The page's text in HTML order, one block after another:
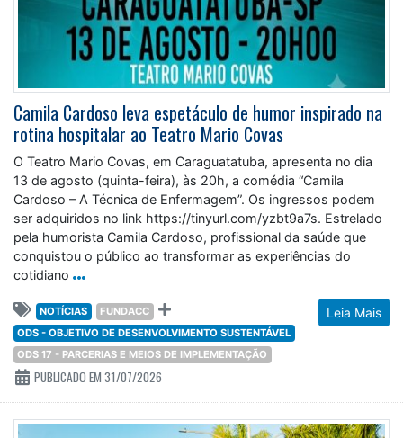
Camila Cardoso leva espetáculo de humor inspirado na
rotina hospitalar ao Teatro Mario Covas
O Teatro Mario Covas, em Caraguatatuba, apresenta no dia
13 de agosto (quinta-feira), às 20h, a comédia “Camila
Cardoso – A Técnica de Enfermagem”. Os ingressos podem
ser adquiridos no link https://tinyurl.com/yzbt9a7s. Estrelado
pela humorista Camila Cardoso, profissional da saúde que
conquistou o público ao transformar as experiências do
cotidiano
Leia Mais
NOTÍCIAS
FUNDACC
ODS - OBJETIVO DE DESENVOLVIMENTO SUSTENTÁVEL
ODS 17 - PARCERIAS E MEIOS DE IMPLEMENTAÇÃO
PUBLICADO EM 31/07/2026